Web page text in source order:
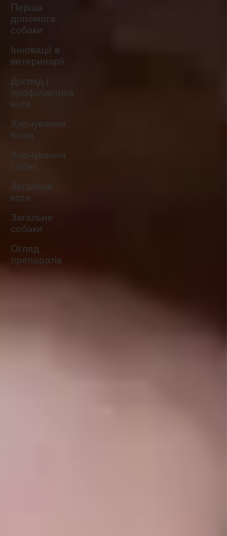
Перша
допомога
собаки
Інновації в
ветеринарії
Догляд і
профілактика
коти
Харчування
Котів
Харчування
собак
Загальне
коти
Загальне
собаки
Огляд
препаратів